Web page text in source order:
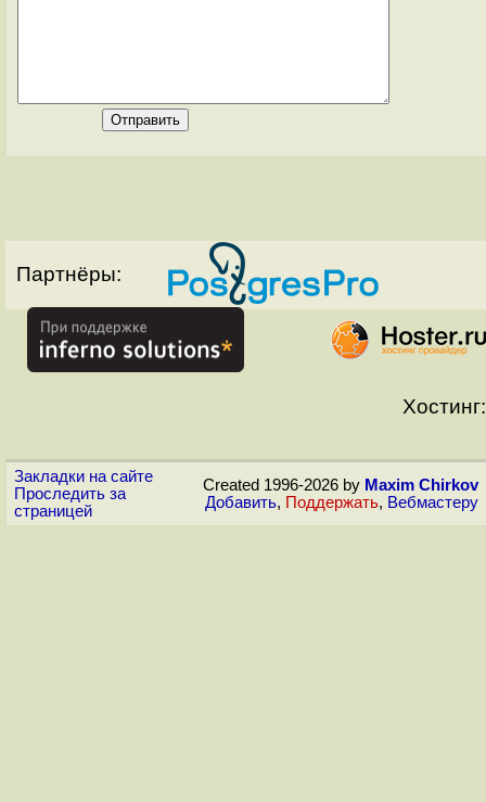
Партнёры:
Хостинг:
Закладки на сайте
Проследить за
страницей
Created 1996-2026 by Maxim Chirkov
Добавить, Поддержать, Вебмастеру